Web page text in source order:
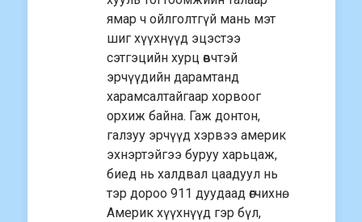
ямар ч ойлголтгүй мань мэт
шиг хүүхнүүд эцэстээ
сэтгэцийн хурц өвчтэй
эрчүүдийн дарамтанд
харамсалтайгаар хорвоог
орхиж байна. Гаж донтон,
галзуу эрчүүд хэрвээ америк
эхнэртэйгээ буруу харьцаж,
биед нь халдвал цаадуул нь
тэр дороо 911 дуудаад өгчихнө.
Америк хүүхнүүд гэр бүл,